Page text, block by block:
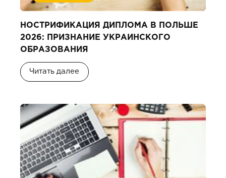
НОСТРИФИКАЦИЯ ДИПЛОМА В ПОЛЬШЕ
2026: ПРИЗНАНИЕ УКРАИНСКОГО
ОБРАЗОВАНИЯ
Читать далее